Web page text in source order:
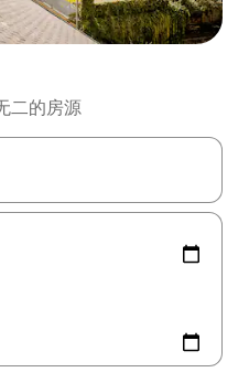
二的房源
键查看，或通过点击或滑动手势